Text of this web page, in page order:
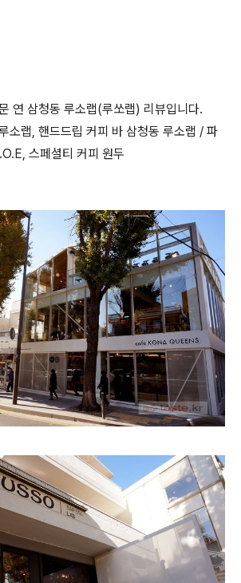
연 삼청동 루소랩(루쏘랩) 리뷰입니다.
소랩, 핸드드립 커피 바 삼청동 루소랩 / 파
스페셜티 커피 원두